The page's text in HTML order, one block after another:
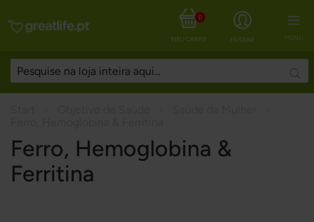
MENU
ENTRAR
MEU CARRINHO
0
Ferro, Hemoglobina &
Ferritina